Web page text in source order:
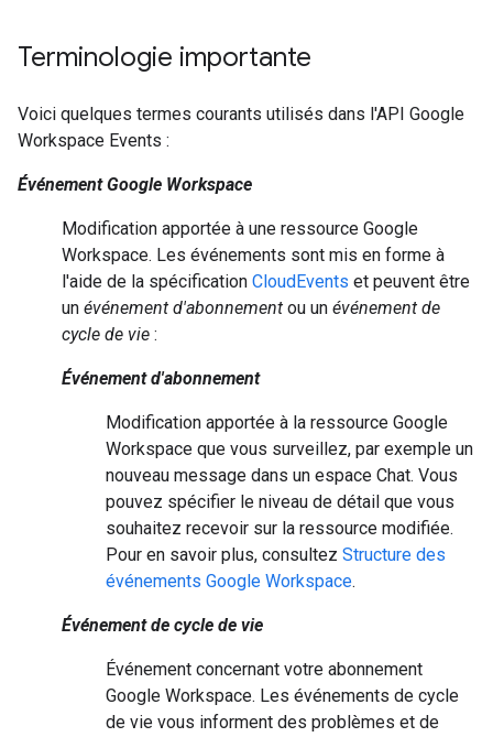
Terminologie importante
Voici quelques termes courants utilisés dans l'API Google
Workspace Events :
Événement Google Workspace
Modification apportée à une ressource Google
Workspace. Les événements sont mis en forme à
l'aide de la spécification CloudEvents et peuvent être
un événement d'abonnement ou un événement de
cycle de vie :
Événement d'abonnement
Modification apportée à la ressource Google
Workspace que vous surveillez, par exemple un
nouveau message dans un espace Chat. Vous
pouvez spécifier le niveau de détail que vous
souhaitez recevoir sur la ressource modifiée.
Pour en savoir plus, consultez Structure des
événements Google Workspace.
Événement de cycle de vie
Événement concernant votre abonnement
Google Workspace. Les événements de cycle
de vie vous informent des problèmes et de